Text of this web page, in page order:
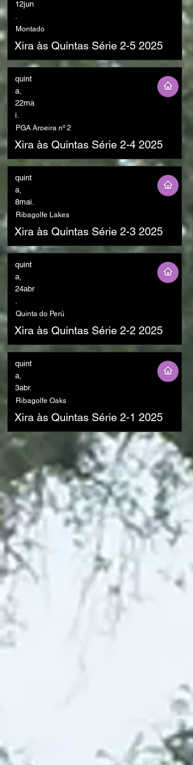
12jun
.
Montado
Xira às Quintas Série 2-5 2025
quint
a,
22ma
i.
PGA Aroeira nº 2
Xira às Quintas Série 2-4 2025
quint
a,
8mai.
Ribagolfe Lakes
Xira às Quintas Série 2-3 2025
quint
a,
24abr
.
Quinta do Perú
Xira às Quintas Série 2-2 2025
quint
a,
3abr.
Ribagolfe Oaks
Xira às Quintas Série 2-1 2025